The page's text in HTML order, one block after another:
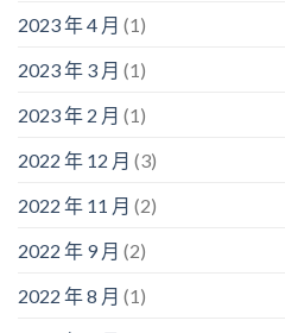
2023 年 4 月 (1)
2023 年 3 月 (1)
2023 年 2 月 (1)
2022 年 12 月 (3)
2022 年 11 月 (2)
2022 年 9 月 (2)
2022 年 8 月 (1)